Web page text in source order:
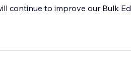
continue to improve our Bulk